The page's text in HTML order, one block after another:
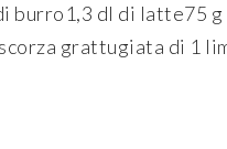
dl di latte75
grattugiata di 1